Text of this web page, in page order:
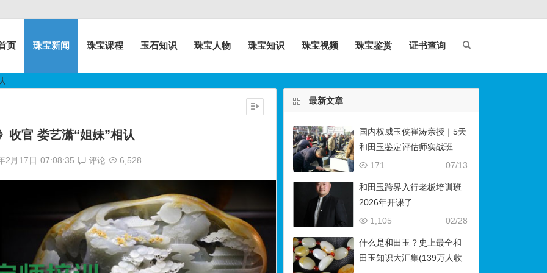
页 珠宝新闻 珠宝课程 玉石知识 珠宝人物 珠宝知识 珠宝视频 珠宝鉴赏 证书查询
收官 娄艺潇“姐妹”相认
2月17日 07:08:35 评论 6,528
最新文章
国内权威玉侠崔涛亲授｜5天
和田玉鉴定评估师实战班
（石佛寺9月开班）
07/13
171
和田玉跨界入行老板培训班
2026年开课了
02/28
1,105
什么是和田玉？史上最全和
田玉知识大汇集(139万人收